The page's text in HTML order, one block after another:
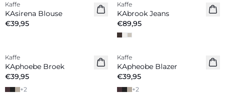
Nieuw
Kaffe
KAsirena Blouse
€39,95
Nieuw
Kaffe
KAbrook Jeans
€89,95
Nieuw
Kaffe
KAphoebe Broek
€39,95
+2
Nieuw
Kaffe
KApheobe Blazer
€39,95
+2